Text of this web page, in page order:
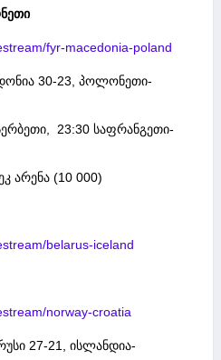
fyr-macedonia-poland
30-23, პოლონეთი-
23:30 საფრანგეთი-
არენა (10 000)
belarus-iceland
norway-croatia
27-21, ისლანდია-